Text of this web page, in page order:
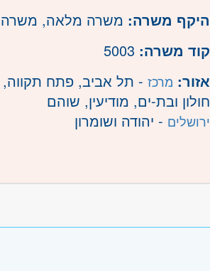
היקף משרה: משרה מלאה,
קוד משרה:
אזור: מרכז - תל אביב, פתח תקווה,
חולון ובת-ים, מודיעין, שוהם
ירושלים - יהודה ושומרון